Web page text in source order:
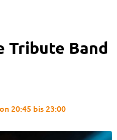
Tribute Band
20:45 bis 23:00